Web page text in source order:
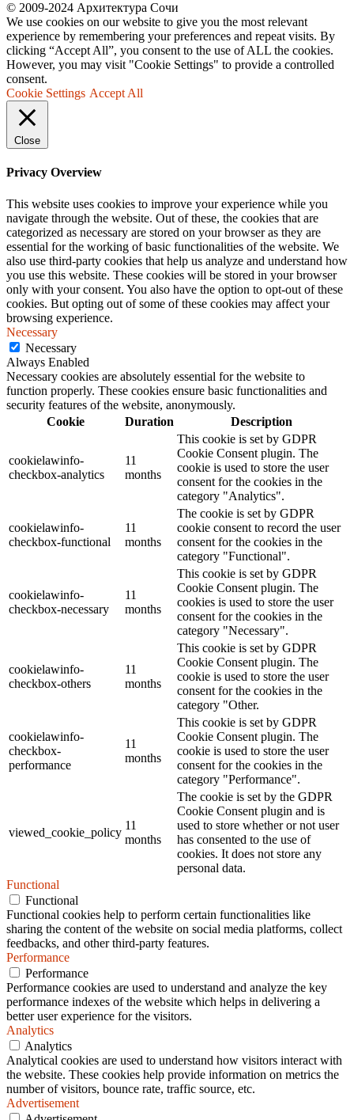
© 2009-2024 Архитектура Сочи
We use cookies on our website to give you the most relevant
experience by remembering your preferences and repeat visits. By
clicking “Accept All”, you consent to the use of ALL the cookies.
However, you may visit "Cookie Settings" to provide a controlled
consent.
Cookie Settings Accept All
Close
Privacy Overview
This website uses cookies to improve your experience while you
navigate through the website. Out of these, the cookies that are
categorized as necessary are stored on your browser as they are
essential for the working of basic functionalities of the website. We
also use third-party cookies that help us analyze and understand how
you use this website. These cookies will be stored in your browser
only with your consent. You also have the option to opt-out of these
cookies. But opting out of some of these cookies may affect your
browsing experience.
Necessary
Necessary
Always Enabled
Necessary cookies are absolutely essential for the website to
function properly. These cookies ensure basic functionalities and
security features of the website, anonymously.
Cookie
Duration Description
cookielawinfo-
checkbox-analytics
11
months
This cookie is set by GDPR
Cookie Consent plugin. The
cookie is used to store the user
consent for the cookies in the
category "Analytics".
cookielawinfo-
checkbox-functional
11
months
The cookie is set by GDPR
cookie consent to record the user
consent for the cookies in the
category "Functional".
cookielawinfo-
checkbox-necessary
11
months
This cookie is set by GDPR
Cookie Consent plugin. The
cookies is used to store the user
consent for the cookies in the
category "Necessary".
cookielawinfo-
checkbox-others
11
months
This cookie is set by GDPR
Cookie Consent plugin. The
cookie is used to store the user
consent for the cookies in the
category "Other.
cookielawinfo-
checkbox-
performance
11
months
This cookie is set by GDPR
Cookie Consent plugin. The
cookie is used to store the user
consent for the cookies in the
category "Performance".
viewed_cookie_policy
11
months
The cookie is set by the GDPR
Cookie Consent plugin and is
used to store whether or not user
has consented to the use of
cookies. It does not store any
personal data.
Functional
Functional
Functional cookies help to perform certain functionalities like
sharing the content of the website on social media platforms, collect
feedbacks, and other third-party features.
Performance
Performance
Performance cookies are used to understand and analyze the key
performance indexes of the website which helps in delivering a
better user experience for the visitors.
Analytics
Analytics
Analytical cookies are used to understand how visitors interact with
the website. These cookies help provide information on metrics the
number of visitors, bounce rate, traffic source, etc.
Advertisement